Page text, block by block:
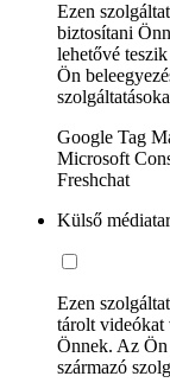
Ezen
biztosítani
lehetővé
Ön
Google Tag
Microsoft
Freshchat
Külső
Ezen
tárolt videókat
Önnek. Az Ön
származó